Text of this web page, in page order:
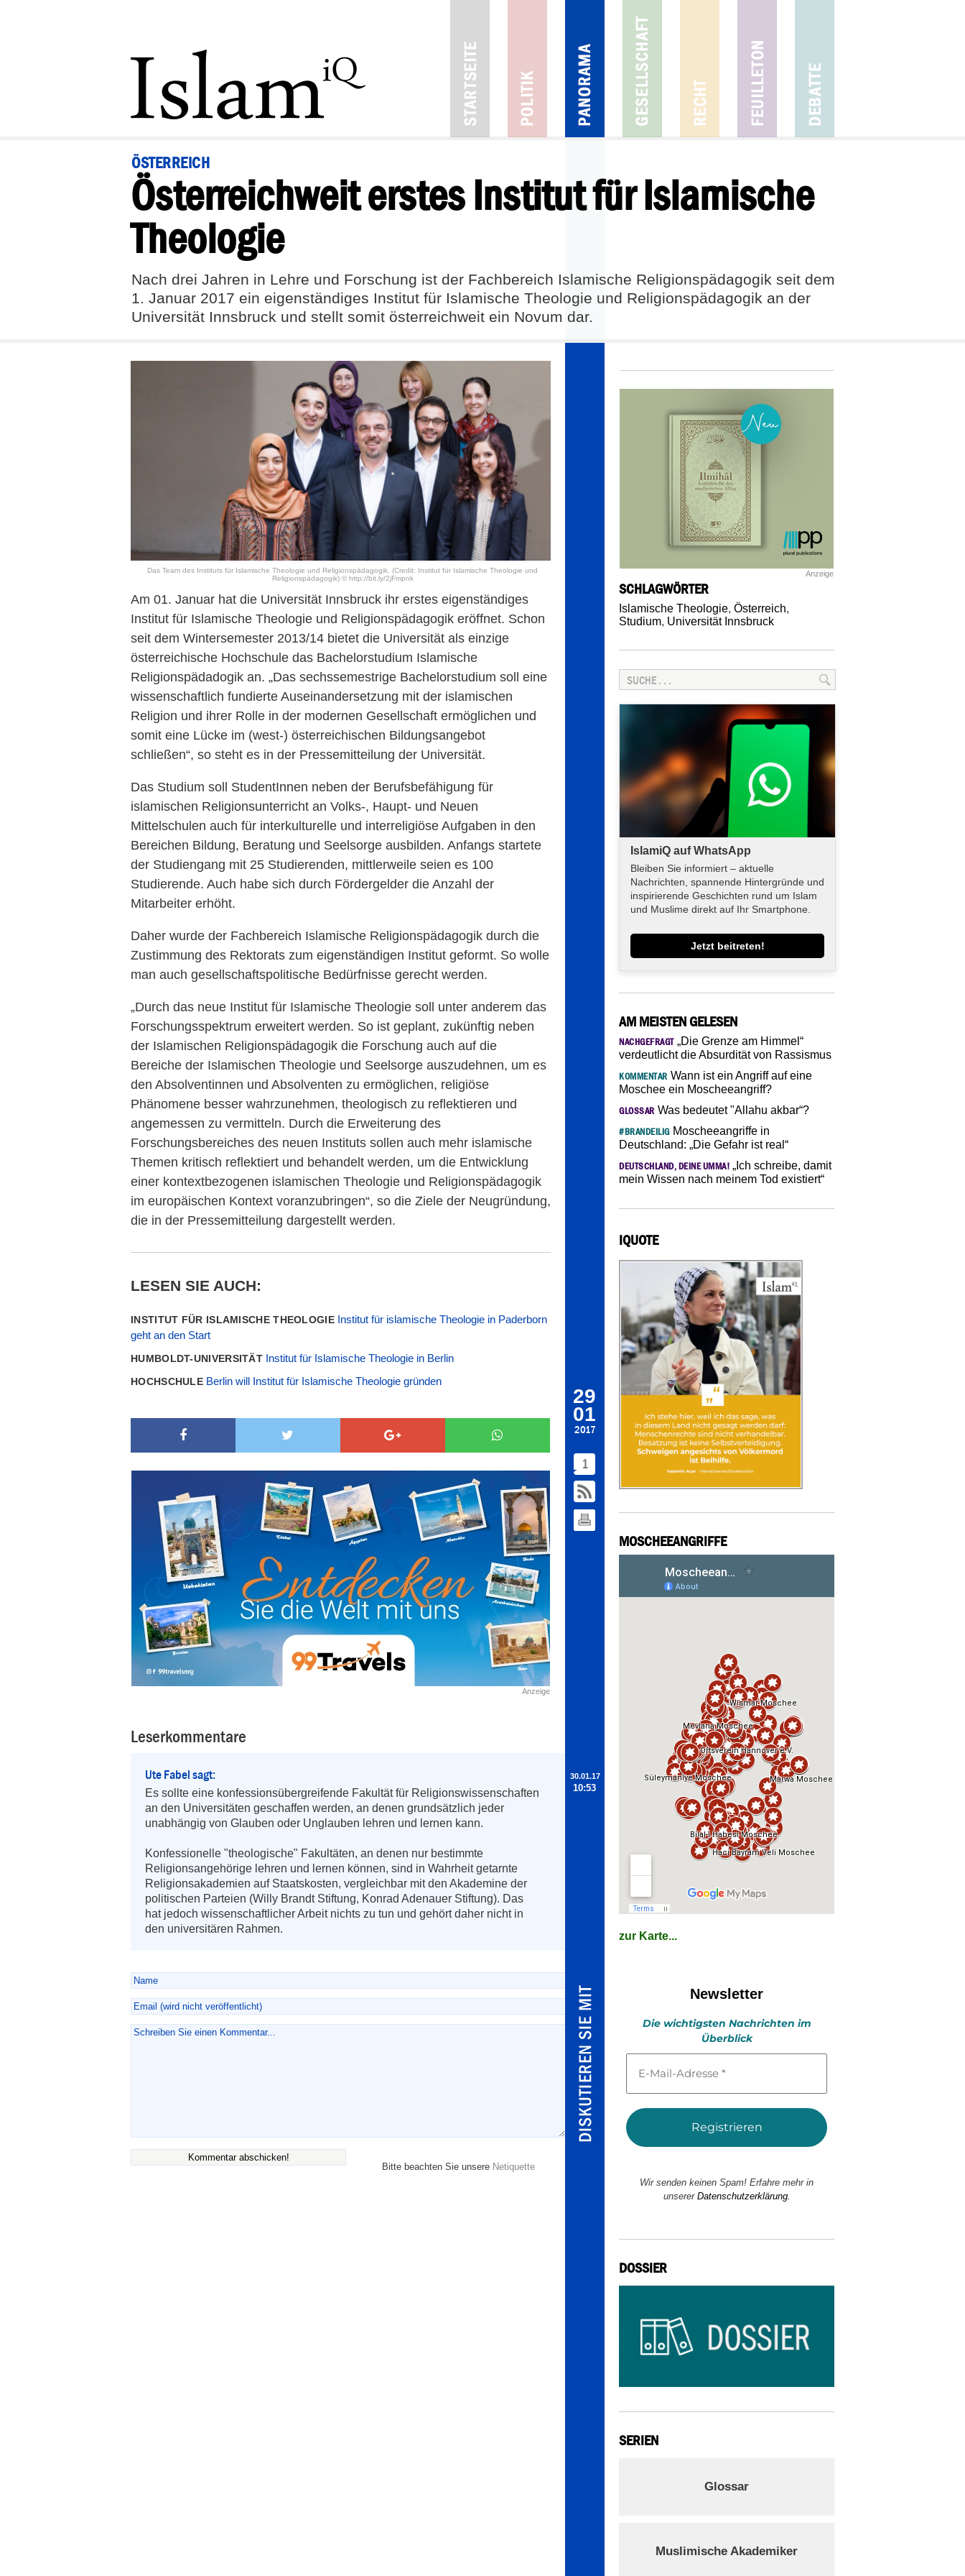
ÖSTERREICH
Öster­reich­weit erstes Ins­titut für Isla­mische
Theologie
Nach drei Jahren in Lehre und Forschung ist der Fachbereich Islamische Religionspädagogik seit dem
1. Januar 2017 ein eigenständiges Institut für Islamische Theologie und Religionspädagogik an der
Universität Innsbruck und stellt somit österreichweit ein Novum dar.
29
01
2017
1
Das Team des Instituts für Islamische Theologie und Religionspädagogik. (Credit: Institut für Islamische Theologie und
Religionspädagogik) © http://bit.ly/2jFmpnk
Am 01. Januar hat die Universität Innsbruck ihr erstes eigenständiges
Institut für Islamische Theologie und Religionspädagogik eröffnet. Schon
seit dem Wintersemester 2013/14 bietet die Universität als einzige
österreichische Hochschule das Bachelorstudium Islamische
Religionspädadogik an. „Das sechssemestrige Bachelorstudium soll eine
wissenschaftlich fundierte Auseinandersetzung mit der islamischen
Religion und ihrer Rolle in der modernen Gesellschaft ermöglichen und
somit eine Lücke im (west-) österreichischen Bildungsangebot
schließen“, so steht es in der Pressemitteilung der Universität.
Das Studium soll StudentInnen neben der Berufsbefähigung für
islamischen Religionsunterricht an Volks-, Haupt- und Neuen
Mittelschulen auch für interkulturelle und interreligiöse Aufgaben in den
Bereichen Bildung, Beratung und Seelsorge ausbilden. Anfangs startete
der Studiengang mit 25 Studierenden, mittlerweile seien es 100
Studierende. Auch habe sich durch Fördergelder die Anzahl der
Mitarbeiter erhöht.
Daher wurde der Fachbereich Islamische Religionspädagogik durch die
Zustimmung des Rektorats zum eigenständigen Institut geformt. So wolle
man auch gesellschaftspolitische Bedürfnisse gerecht werden.
„Durch das neue Institut für Islamische Theologie soll unter anderem das
Forschungsspektrum erweitert werden. So ist geplant, zukünftig neben
der Islamischen Religionspädagogik die Forschung auch auf die
Bereiche der Islamischen Theologie und Seelsorge auszudehnen, um es
den Absolventinnen und Absolventen zu ermöglichen, religiöse
Phänomene besser wahrzunehmen, theologisch zu reflektieren und
angemessen zu vermitteln. Durch die Erweiterung des
Forschungsbereiches des neuen Instituts sollen auch mehr islamische
Themen kritisch reflektiert und behandelt werden, um die Entwicklung
einer kontextbezogenen islamischen Theologie und Religionspädagogik
im europäischen Kontext voranzubringen“, so die Ziele der Neugründung,
die in der Pressemitteilung dargestellt werden.
LESEN SIE AUCH:
INSTITUT FÜR ISLAMISCHE THEOLOGIE Institut für islamische Theologie in Paderborn
geht an den Start
HUMBOLDT-UNIVERSITÄT Institut für Islamische Theologie in Berlin
HOCHSCHULE Berlin will Institut für Islamische Theologie gründen
Anzeige
Leserkommentare
Ute Fabel sagt:
Es sollte eine konfessionsübergreifende Fakultät für Religionswissenschaften
an den Universitäten geschaffen werden, an denen grundsätzlich jeder
unabhängig von Glauben oder Unglauben lehren und lernen kann.
Konfessionelle "theologische" Fakultäten, an denen nur bestimmte
Religionsangehörige lehren und lernen können, sind in Wahrheit getarnte
Religionsakademien auf Staatskosten, vergleichbar mit den Akademine der
politischen Parteien (Willy Brandt Stiftung, Konrad Adenauer Stiftung). Das
hat jedoch wissenschaftlicher Arbeit nichts zu tun und gehört daher nicht in
den universitären Rahmen.
30.01.17
10:53
Bitte beachten Sie unsere Netiquette
Anzeige
SCHLAGWÖRTER
Islamische Theologie, Österreich,
Studium, Universität Innsbruck
IslamiQ auf WhatsApp
Bleiben Sie informiert – aktuelle
Nachrichten, spannende Hintergründe und
inspirierende Geschichten rund um Islam
und Muslime direkt auf Ihr Smartphone.
Jetzt beitreten!
AM MEISTEN GELESEN
NACHGEFRAGT„Die Grenze am Himmel“
verdeutlicht die Absurdität von Rassismus
KOMMENTAR Wann ist ein Angriff auf eine
Moschee ein Moscheeangriff?
GLOSSAR Was bedeutet "Allahu akbar“?
#BRANDEILIGMoscheeangriffe in
Deutschland: „Die Gefahr ist real“
DEUTSCHLAND, DEINE UMMA! „Ich schreibe, damit
mein Wissen nach meinem Tod existiert“
IQUOTE
MOSCHEEANGRIFFE
zur Karte...
Newsletter
Die wichtigsten Nachrichten im
Überblick
Mail-
*
Wir senden keinen Spam! Erfahre mehr in
unserer Datenschutzerklärung.
DOSSIER
SERIEN
Glossar
Muslimische Akademiker